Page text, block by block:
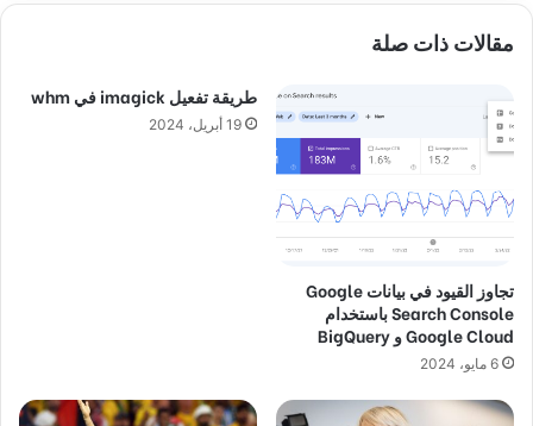
مقالات ذات صلة
تجاوز القيود في بيانات Google
Search Console باستخدام
Google Cloud و BigQuery
6 مايو، 2024
طريقة تفعيل imagick في whm
19 أبريل، 2024